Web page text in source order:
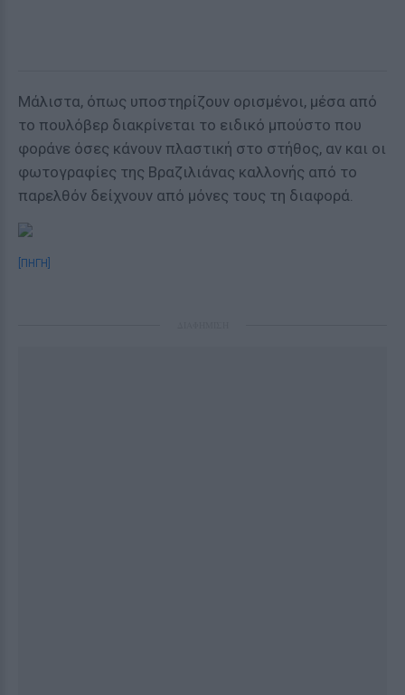
Μάλιστα, όπως υποστηρίζουν ορισμένοι, μέσα από
το πουλόβερ διακρίνεται το ειδικό μπούστο που
φοράνε όσες κάνουν πλαστική στο στήθος, αν και οι
φωτογραφίες της Βραζιλιάνας καλλονής από το
παρελθόν δείχνουν από μόνες τους τη διαφορά.
[ΠΗΓΗ]